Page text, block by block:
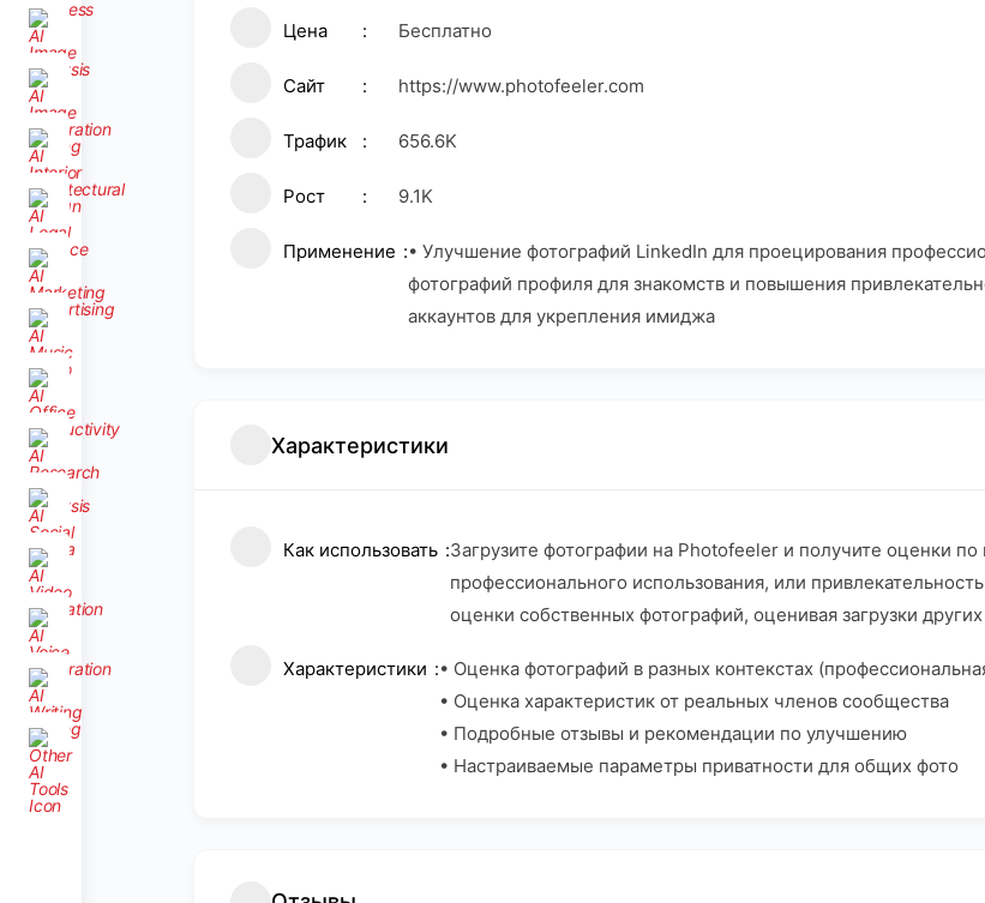
Цена Бесплатно
Сайт https://www.photofeeler.com
Трафик 656.6K
Рост 9.1K
Применение
• Улучшение фотографий LinkedIn для проецирования
фотографий профиля для знакомств и повышения
аккаунтов для укрепления имиджа
Характеристики
Как использовать Загрузите фотографии на Photofeeler и получите оценки
профессионального использования, или
оценки собственных фотографий, оценивая загрузки
Характеристики
• Оценка фотографий в разных контекстах
• Оценка характеристик от реальных членов сообщества
• Подробные отзывы и рекомендации по улучшению
• Настраиваемые параметры приватности для общих фото